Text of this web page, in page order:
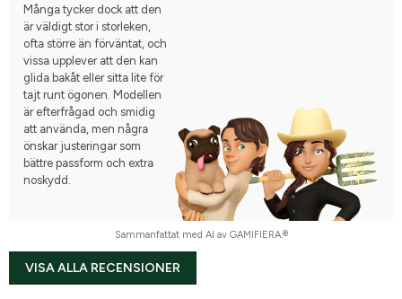
Många tycker dock att den
är väldigt stor i storleken,
ofta större än förväntat, och
vissa upplever att den kan
glida bakåt eller sitta lite för
tajt runt ögonen. Modellen
är efterfrågad och smidig
att använda, men några
önskar justeringar som
bättre passform och extra
noskydd.
Sammanfattat med AI av GAMIFIERA.®
VISA ALLA RECENSIONER